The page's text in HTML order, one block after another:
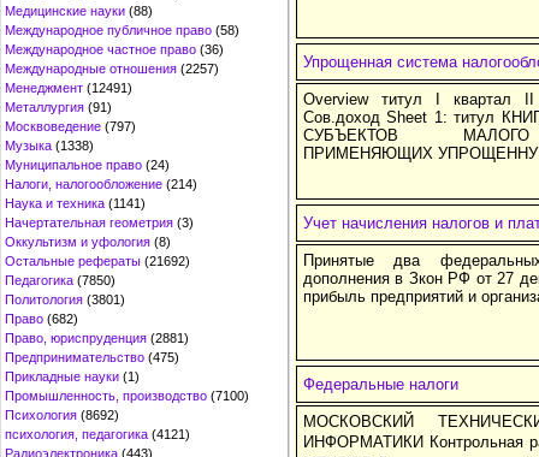
Медицинские науки (88)
Международное публичное право (58)
Международное частное право (36)
Международные отношения (2257)
Менеджмент (12491)
Металлургия (91)
Москвоведение (797)
Музыка (1338)
Муниципальное право (24)
Налоги, налогообложение (214)
Наука и техника (1141)
Начертательная геометрия (3)
Оккультизм и уфология (8)
Остальные рефераты (21692)
Педагогика (7850)
Политология (3801)
Право (682)
Право, юриспруденция (2881)
Предпринимательство (475)
Прикладные науки (1)
Промышленность, производство (7100)
Психология (8692)
психология, педагогика (4121)
Радиоэлектроника (443)
Упрощенная система
Overview титул I квартал
Сов.доход Sheet 1: титул
СУБЪЕКТОВ МАЛОГО
ПРИМЕНЯЮЩИХ
Учет начисления налогов и
Принятые два
дополнения в Зкон РФ от 27
прибыль предприятий и
Федеральные налоги
МОСКОВСКИЙ
ИНФОРМАТИКИ Контрольная